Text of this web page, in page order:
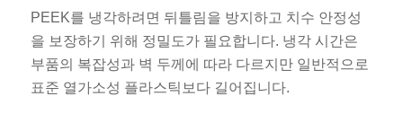
PEEK를 냉각하려면 뒤틀림을 방지하고 치수 안정성
을 보장하기 위해 정밀도가 필요합니다. 냉각 시간은
부품의 복잡성과 벽 두께에 따라 다르지만 일반적으로
표준 열가소성 플라스틱보다 길어집니다.